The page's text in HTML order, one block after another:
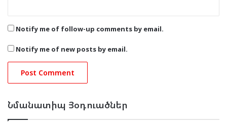
Notify me of follow-up comments by email.
Notify me of new posts by email.
Նմանատիպ Յօդուածներ